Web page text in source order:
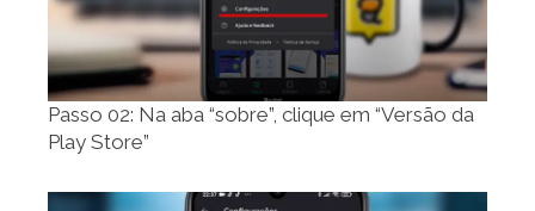
Passo 02: Na aba “sobre”, clique em “Versão da
Play Store”